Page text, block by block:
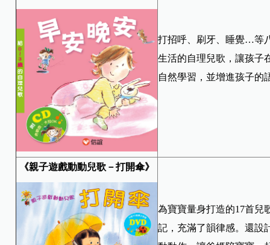
打招呼、刷牙、睡覺…等
生活的自理兒歌，讓孩子
自然學習，並增進孩子的
《親子遊戲動動兒歌－打開傘》
為寶寶量身打造的17首兒
記，充滿了韻律感。還設